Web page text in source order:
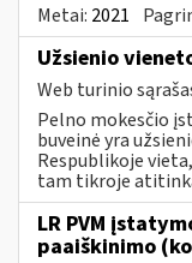
Metai: 2021
Užsienio
Web turinio
Pelno mokesčio
buveinė yra
Respublikoje
tam tikroje
LR PVM
paaiškinimo